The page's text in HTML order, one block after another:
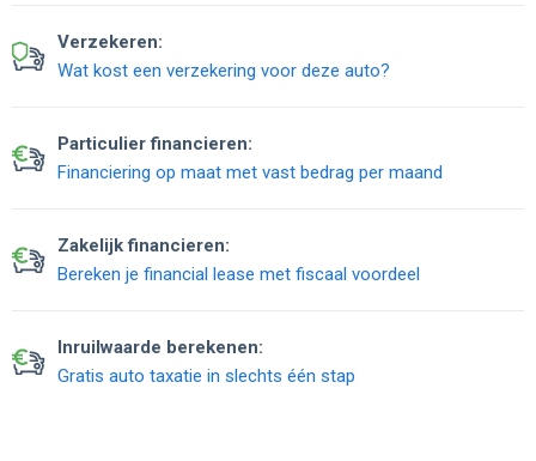
Verzekeren:
Wat kost een verzekering voor deze auto?
Particulier financieren:
Financiering op maat met vast bedrag per maand
Zakelijk financieren:
Bereken je financial lease met fiscaal voordeel
Inruilwaarde berekenen:
Gratis auto taxatie in slechts één stap